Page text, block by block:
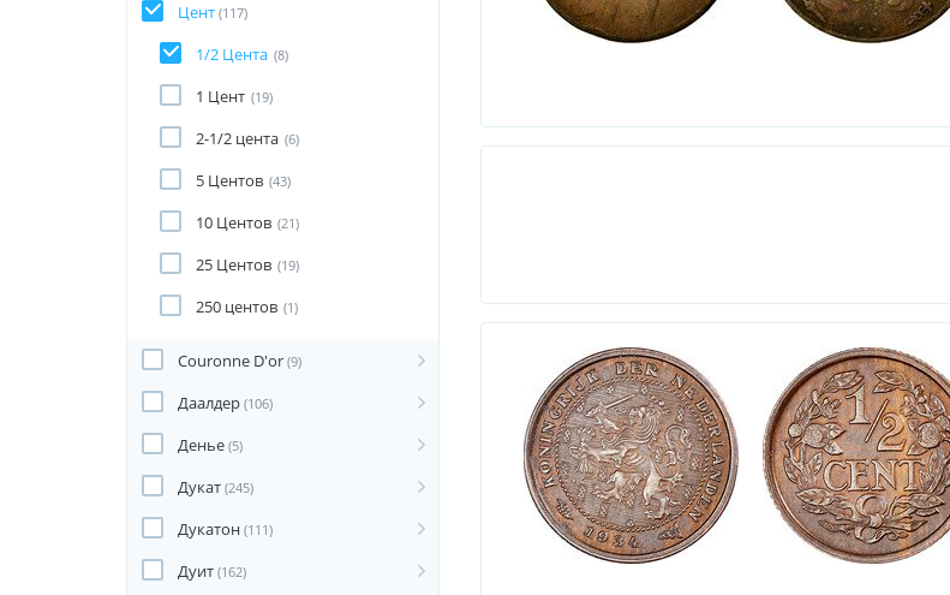
Цент (117)
1/2 Цента (8)
1 Цент (19)
2-1/2 цента (6)
5 Центов (43)
10 Центов (21)
25 Центов (19)
250 центов (1)
Couronne D'or (9)
Даалдер (106)
Денье (5)
Дукат (245)
Дукатон (111)
Дуит (162)